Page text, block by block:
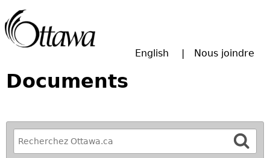
English Nous joindre
Documents
R
e